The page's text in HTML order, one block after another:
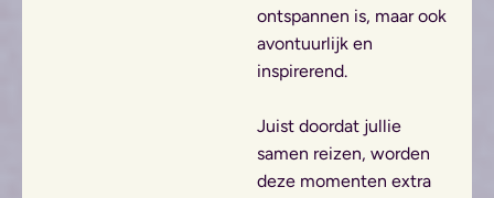
ontspannen is, maar ook
avontuurlijk en
inspirerend.
Juist doordat jullie
samen reizen, worden
deze momenten extra